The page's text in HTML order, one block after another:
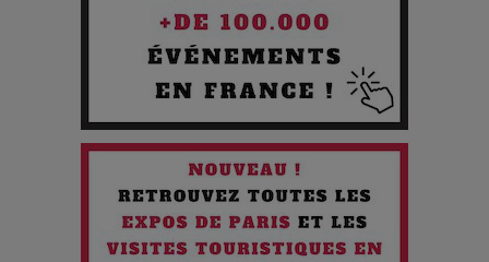
Les 3 meilleures destinations pour des vacances sportives
Quand l'Opéra Rencontre l'IA : Lola Volonakis, l'Artiste du
Paradoxe qui Chante le Futur
Chien 51 - Quand l’IA prend le pouvoir : une plongée dans un
futur troublant